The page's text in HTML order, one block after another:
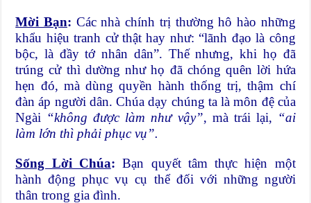
Mời Bạn: Các nhà chính trị thường hô hào những
khẩu hiệu tranh cử thật hay như: “lãnh đạo là công
bộc, là đầy tớ nhân dân”. Thế nhưng, khi họ đã
trúng cử thì dường như họ đã chóng quên lời hứa
hẹn đó, mà dùng quyền hành thống trị, thậm chí
đàn áp người dân. Chúa dạy chúng ta là môn đệ của
Ngài “không được làm như vậy”, mà trái lại, “ai
làm lớn thì phải phục vụ”.
Sống Lời Chúa: Bạn quyết tâm thực hiện một
hành động phục vụ cụ thể đối với những người
thân trong gia đình.